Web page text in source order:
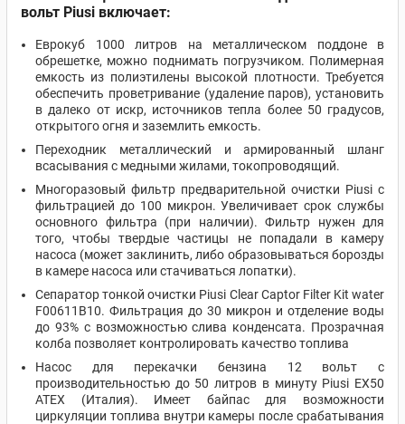
вольт Piusi включает:
Еврокуб 1000 литров на металлическом поддоне в
обрешетке, можно поднимать погрузчиком. Полимерная
емкость из полиэтилены высокой плотности. Требуется
обеспечить проветривание (удаление паров), установить
в далеко от искр, источников тепла более 50 градусов,
открытого огня и заземлить емкость.
Переходник металлический и армированный шланг
всасывания с медными жилами, токопроводящий.
Многоразовый фильтр предварительной очистки Piusi с
фильтрацией до 100 микрон. Увеличивает срок службы
основного фильтра (при наличии). Фильтр нужен для
того, чтобы твердые частицы не попадали в камеру
насоса (может заклинить, либо образовываться борозды
в камере насоса или стачиваться лопатки).
Сепаратор тонкой очистки Piusi Clear Captor Filter Kit water
F00611B10. Фильтрация до 30 микрон и отделение воды
до 93% с возможностью слива конденсата. Прозрачная
колба позволяет контролировать качество топлива
Насос для перекачки бензина 12 вольт с
производительностью до 50 литров в минуту Piusi EX50
ATEX (Италия). Имеет байпас для возможности
циркуляции топлива внутри камеры после срабатывания